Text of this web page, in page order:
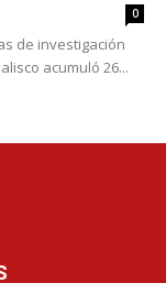
0
de investigación
acumuló 26...